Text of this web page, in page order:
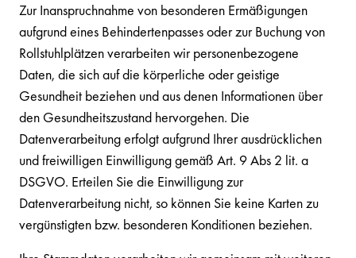
Zur Inanspruchnahme von besonderen Ermäßigungen
aufgrund eines Behindertenpasses oder zur Buchung von
Rollstuhlplätzen verarbeiten wir personenbezogene
Daten, die sich auf die körperliche oder geistige
Gesundheit beziehen und aus denen Informationen über
den Gesundheitszustand hervorgehen. Die
Datenverarbeitung erfolgt aufgrund Ihrer ausdrücklichen
und freiwilligen Einwilligung gemäß Art. 9 Abs 2 lit. a
DSGVO. Erteilen Sie die Einwilligung zur
Datenverarbeitung nicht, so können Sie keine Karten zu
vergünstigten bzw. besonderen Konditionen beziehen.